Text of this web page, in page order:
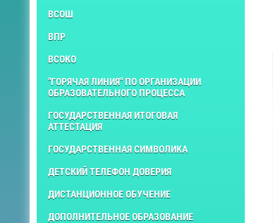
ВСОШ
ВПР
ВСОКО
"ГОРЯЧАЯ ЛИНИЯ" ПО ОРГАНИЗАЦИИ
ОБРАЗОВАТЕЛЬНОГО ПРОЦЕССА
ГОСУДАРСТВЕННАЯ ИТОГОВАЯ
АТТЕСТАЦИЯ
ГОСУДАРСТВЕННАЯ СИМВОЛИКА
ДЕТСКИЙ ТЕЛЕФОН ДОВЕРИЯ
ДИСТАНЦИОННОЕ ОБУЧЕНИЕ
ДОПОЛНИТЕЛЬНОЕ ОБРАЗОВАНИЕ